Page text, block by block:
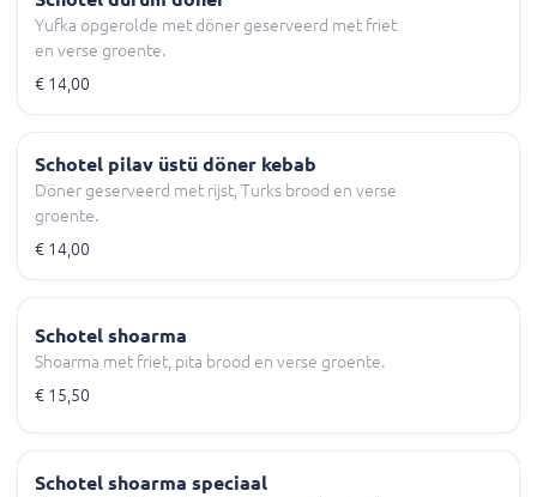
Yufka opgerolde met döner geserveerd met friet
en verse groente.
€ 14,00
Schotel pilav üstü döner kebab
Döner geserveerd met rijst, Turks brood en verse
groente.
€ 14,00
Schotel shoarma
Shoarma met friet, pita brood en verse groente.
€ 15,50
Schotel shoarma speciaal